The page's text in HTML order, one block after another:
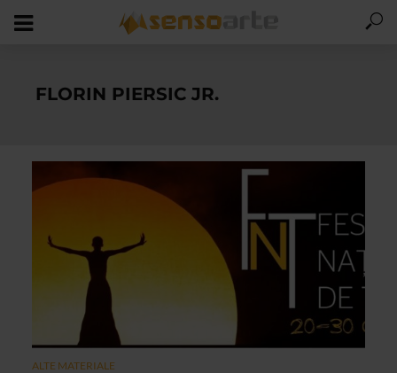
FLORIN PIERSIC JR.
ALTE MATERIALE